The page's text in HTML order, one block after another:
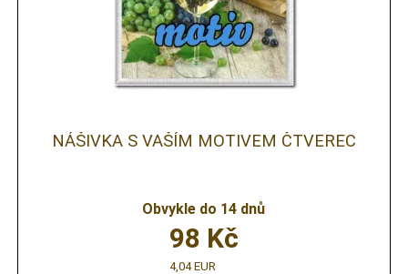
NÁŠIVKA S VAŠÍM MOTIVEM ČTVEREC
Obvykle do 14 dnů
98 Kč
4,04 EUR